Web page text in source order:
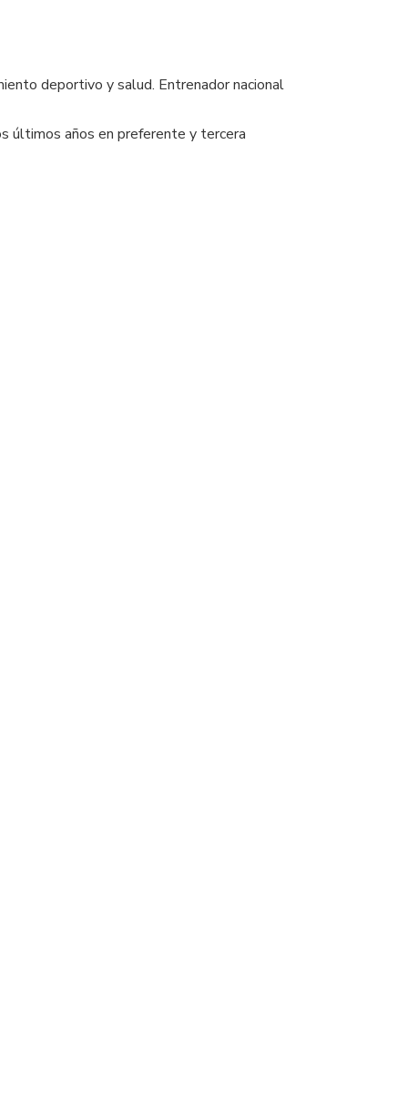
deportivo y salud. Entrenador nacional
últimos años en preferente y tercera